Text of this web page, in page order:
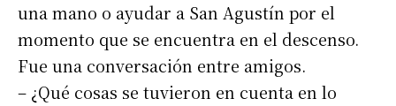
una mano o ayudar a San Agustín por el
momento que se encuentra en el descenso.
Fue una conversación entre amigos.
– ¿Qué cosas se tuvieron en cuenta en lo